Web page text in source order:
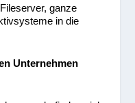
ganze
in die
Unternehmen